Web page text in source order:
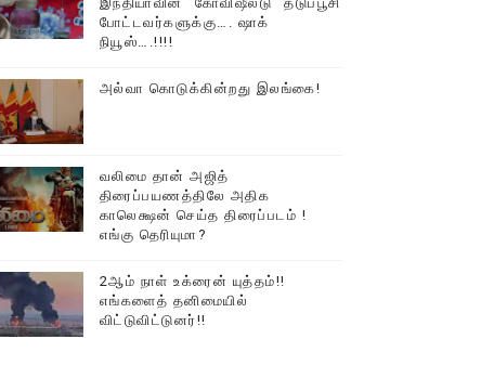
திரண்ட தமிழ்மக்கள்!!
போட்டவர்களுக்கு…. ஷாக்
நியூஸ்….!!!!
அல்வா கொடுக்கின்றது இலங்கை!
வலிமை தான் அஜித்
திரைப்பயணத்திலே அதிக
காலெக்ஷன் செய்த திரைப்படம் !
எங்கு தெரியுமா?
2ஆம் நாள் உக்ரைன் யுத்தம்!!
எங்களைத் தனிமையில்
விட்டுவிட்டுனர்!!